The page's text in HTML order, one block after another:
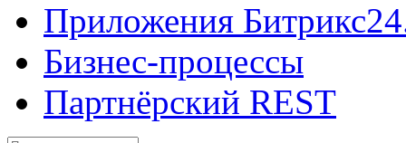
Приложения
Бизнес-процессы
Партнёрский REST